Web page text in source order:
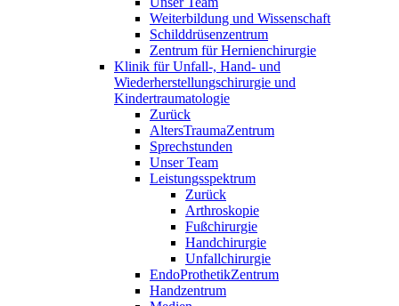
Weiterbildung und Wissenschaft
Schilddrüsenzentrum
Zentrum für Hernienchirurgie
Klinik für Unfall-, Hand- und
Wiederherstellungschirurgie und
Kindertraumatologie
Zurück
AltersTraumaZentrum
Sprechstunden
Unser Team
Leistungsspektrum
Zurück
Arthroskopie
Fußchirurgie
Handchirurgie
Unfallchirurgie
EndoProthetikZentrum
Handzentrum